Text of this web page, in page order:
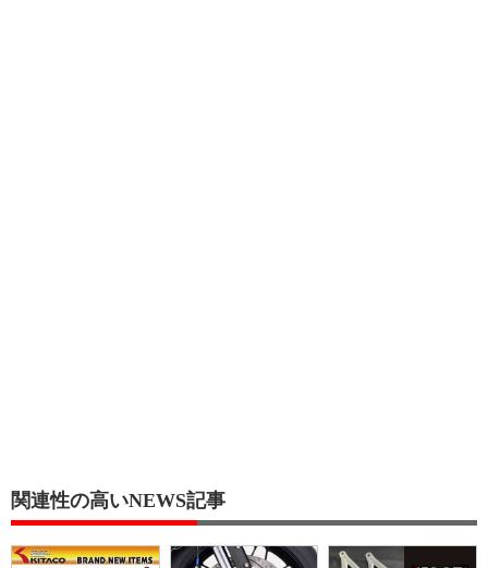
関連性の高いNEWS記事